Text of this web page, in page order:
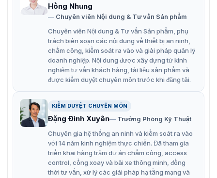
ứng dụng cho mở cửa khẩn cấp, sử dụng cho các hệ
thống kiểm soát ra vào, hệ thống báo cháy. Thiết bị có
thời gian sử dụng pin tiêu chuẩn là 3 năm trong trạng
thái hoạt động.
Đặc điểm của Hikvison DS-PDEB1-EG2-
Hikvision DS-PDEB1-EG2-WB
được sản xuất bằng công
nghệ hiện đại, mang lại những tính năng vượt trội và
hiệu suất hoạt động ổn định. Thiết bị sở hữu những đặc
điểm nổi bật:
Nút ấn đơn, cho phép kích hoạt tín hiệu báo động
khẩn cấp.
Công nghệ truyền không dây Tri-X, phương thức
Hồng Nhung
Chuyên viên Nội dung & Tư vấn Sản phẩm
Chuyên viên Nội dung & Tư vấn Sản phẩm, phụ
trách biên soạn các nội dung về thiết bị an ninh,
chấm công, kiểm soát ra vào và giải pháp quản lý
doanh nghiệp. Nội dung được xây dựng từ kinh
nghiệm tư vấn khách hàng, tài liệu sản phẩm và
được kiểm duyệt chuyên môn trước khi đăng tải.
KIỂM DUYỆT CHUYÊN MÔN
Đặng Đình Xuyên
Trưởng Phòng Kỹ Thuật
Chuyên gia hệ thống an ninh và kiểm soát ra vào
với 14 năm kinh nghiệm thực chiến. Đã tham gia
triển khai hàng trăm dự án chấm công, access
control, cổng xoay và bãi xe thông minh, đồng
thời tư vấn, xử lý các giải pháp hạ tầng mạng và